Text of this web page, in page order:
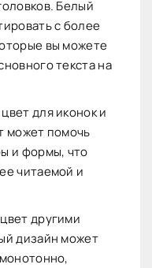
Белый
с более
вы можете
текста на
для иконок и
может помочь
и формы, что
читаемой и
другими
дизайн может